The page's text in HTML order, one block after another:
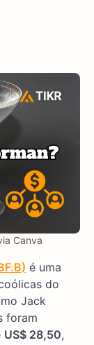
Canva
é uma
do
Jack
foram
US$ 28,50,